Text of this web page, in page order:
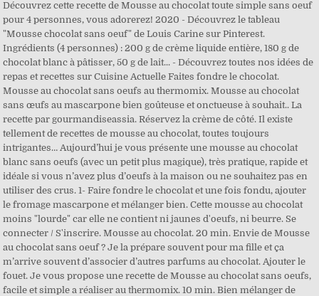
Découvrez cette recette de Mousse au chocolat toute simple sans oeuf
pour 4 personnes, vous adorerez! 2020 - Découvrez le tableau
"Mousse chocolat sans oeuf" de Louis Carine sur Pinterest.
Ingrédients (4 personnes) : 200 g de crème liquide entière, 180 g de
chocolat blanc à pâtisser, 50 g de lait... - Découvrez toutes nos idées de
repas et recettes sur Cuisine Actuelle Faites fondre le chocolat.
Mousse au chocolat sans oeufs au thermomix. Mousse au chocolat
sans œufs au mascarpone bien goûteuse et onctueuse à souhait.. La
recette par gourmandiseassia. Réservez la crème de côté. Il existe
tellement de recettes de mousse au chocolat, toutes toujours
intrigantes… Aujourd’hui je vous présente une mousse au chocolat
blanc sans oeufs (avec un petit plus magique), très pratique, rapide et
idéale si vous n’avez plus d’oeufs à la maison ou ne souhaitez pas en
utiliser des crus. 1- Faire fondre le chocolat et une fois fondu, ajouter
le fromage mascarpone et mélanger bien. Cette mousse au chocolat
moins "lourde" car elle ne contient ni jaunes d'oeufs, ni beurre. Se
connecter / S'inscrire. Mousse au chocolat. 20 min. Envie de Mousse
au chocolat sans oeuf ? Je la prépare souvent pour ma fille et ça
m’arrive souvent d’associer d’autres parfums au chocolat. Ajouter le
fouet. Je vous propose une recette de Mousse au chocolat sans oeufs,
facile et simple a réaliser au thermomix. 10 min. Bien mélanger de